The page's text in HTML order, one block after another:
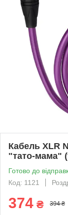
Кабель XLR
"тато-мама"
Готово до
Код: 1121
374 ₴ 394 ₴